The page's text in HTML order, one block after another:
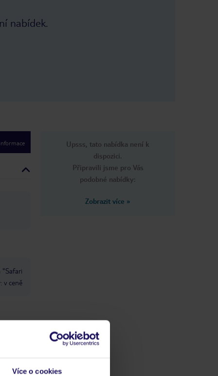
Více o cookies
nabídek.
"Safari
v ceně
Upsss, tato nabídka není k
dispozici.
Připravili jsme pro Vás
podobné nabídky:
Zobrazit více »